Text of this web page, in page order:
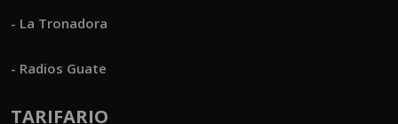
- La Tronadora
- Radios Guate
TARIFARIO